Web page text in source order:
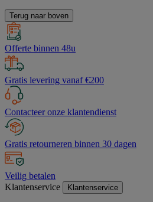
Terug naar boven
Offerte binnen 48u
Gratis levering vanaf €200
Contacteer onze klantendienst
Gratis retourneren binnen 30 dagen
Veilig betalen
Klantenservice
Klantenservice